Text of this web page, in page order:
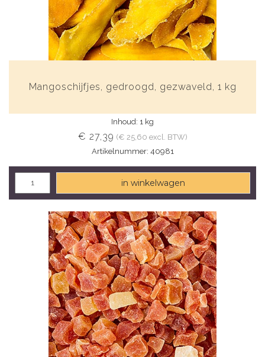
Mangoschijfjes, gedroogd, gezwaveld, 1 kg
Inhoud: 1 kg
€ 27,39 (€ 25,60 excl. BTW)
Artikelnummer: 40981
in winkelwagen